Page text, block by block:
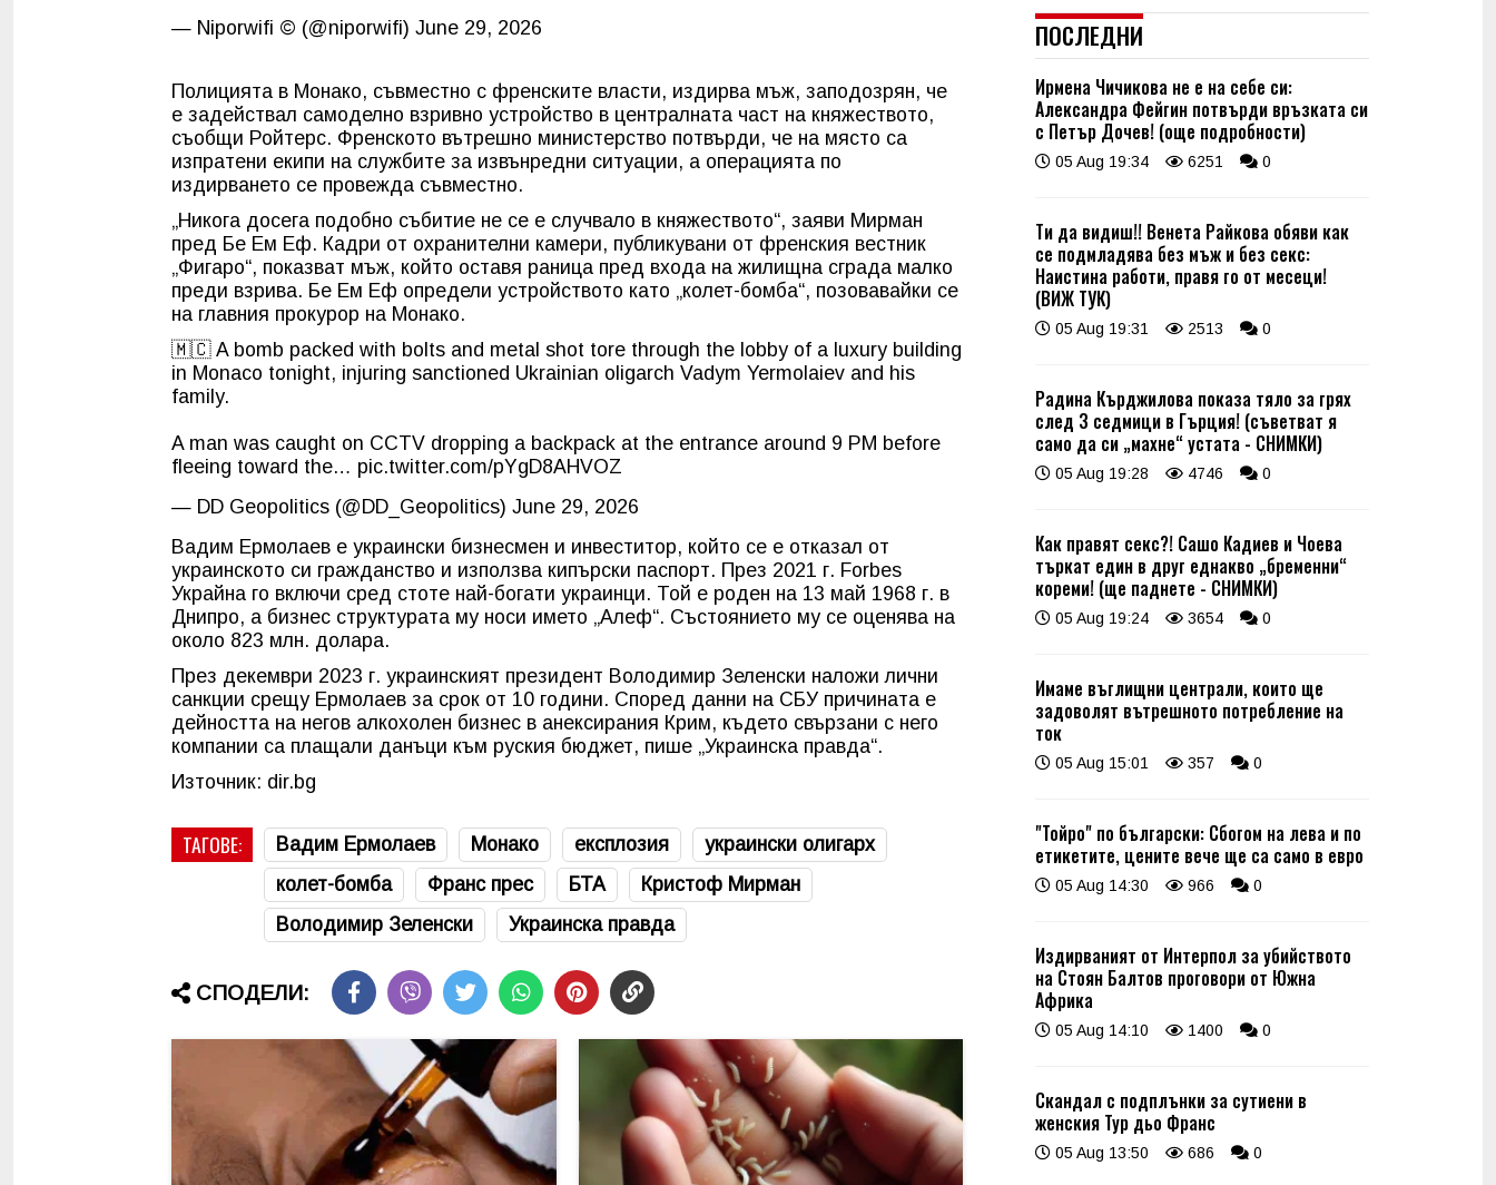
— Niporwifi © (@niporwifi) June 29, 2026
Полицията в Монако, съвместно с френските власти, издирва мъж, заподозрян, че
е задействал самоделно взривно устройство в централната част на княжеството,
съобщи Ройтерс. Френското вътрешно министерство потвърди, че на място са
изпратени екипи на службите за извънредни ситуации, а операцията по
издирването се провежда съвместно.
„Никога досега подобно събитие не се е случвало в княжеството“, заяви Мирман
пред Бе Ем Еф. Кадри от охранителни камери, публикувани от френския вестник
„Фигаро“, показват мъж, който оставя раница пред входа на жилищна сграда малко
преди взрива. Бе Ем Еф определи устройството като „колет-бомба“, позовавайки се
на главния прокурор на Монако.
🇲🇨 A bomb packed with bolts and metal shot tore through the lobby of a luxury building
in Monaco tonight, injuring sanctioned Ukrainian oligarch Vadym Yermolaiev and his
family.
A man was caught on CCTV dropping a backpack at the entrance around 9 PM before
fleeing toward the… pic.twitter.com/pYgD8AHVOZ
— DD Geopolitics (@DD_Geopolitics) June 29, 2026
Вадим Ермолаев е украински бизнесмен и инвеститор, който се е отказал от
украинското си гражданство и използва кипърски паспорт. През 2021 г. Forbes
Украйна го включи сред стоте най-богати украинци. Той е роден на 13 май 1968 г. в
Днипро, а бизнес структурата му носи името „Алеф“. Състоянието му се оценява на
около 823 млн. долара.
През декември 2023 г. украинският президент Володимир Зеленски наложи лични
санкции срещу Ермолаев за срок от 10 години. Според данни на СБУ причината е
дейността на негов алкохолен бизнес в анексирания Крим, където свързани с него
компании са плащали данъци към руския бюджет, пише „Украинска правда“.
Източник: dir.bg
ТАГОВЕ: Вадим Ермолаев Монако експлозия
украински олигарх
колет-бомба
Франс прес БТА
Кристоф Мирман
Володимир Зеленски
Украинска правда
СПОДЕЛИ:
ПОСЛЕДНИ
Ирмена Чичикова не е на себе си:
Александра Фейгин потвърди връзката си
с Петър Дочев! (още подробности)
05 Aug 19:34 6251 0
Ти да видиш!! Венета Райкова обяви как
се подмладява без мъж и без секс:
Наистина работи, правя го от месеци!
(ВИЖ ТУК)
05 Aug 19:31 2513 0
Радина Кърджилова показа тяло за грях
след 3 седмици в Гърция! (съветват я
само да си „махне“ устата - СНИМКИ)
05 Aug 19:28 4746 0
Как правят секс?! Сашо Кадиев и Чоева
търкат един в друг еднакво „бременни“
кореми! (ще паднете - СНИМКИ)
05 Aug 19:24 3654 0
Имаме въглищни централи, които ще
задоволят вътрешното потребление на
ток
05 Aug 15:01 357 0
"Тойро" по български: Сбогом на лева и по
етикетите, цените вече ще са само в евро
05 Aug 14:30 966 0
Издирваният от Интерпол за убийството
на Стоян Балтов проговори от Южна
Африка
05 Aug 14:10 1400 0
Скандал с подплънки за сутиени в
женския Тур дьо Франс
05 Aug 13:50 686 0